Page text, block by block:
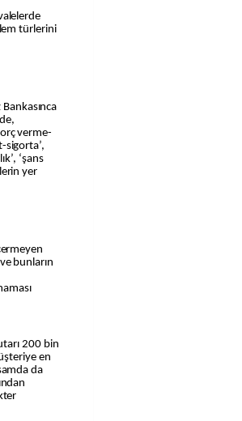
türlerini
verme-
sigorta’,
‘şans
yer
bunların
200 bin
en
da